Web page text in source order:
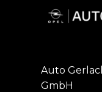
Auto
GmbH